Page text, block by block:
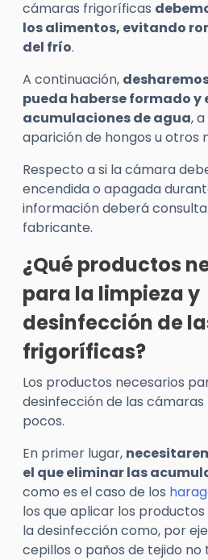
cámaras frigoríficas
los alimentos, evitando
del frío.
A continuación,
pueda haberse formado y
acumulaciones de agua,
aparición de hongos u otros
Respecto a si la cámara
encendida o apagada
información deberá
fabricante.
¿Qué productos
para la limpieza y
desinfección de
frigoríficas?
Los productos necesarios
desinfección de las
pocos.
En primer lugar,
el que eliminar las
como es el caso de los
los que aplicar los
la desinfección como, por
cepillos o paños de tejido no